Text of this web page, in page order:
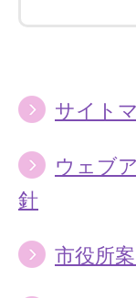
サイト
ウェブ
針
市役所